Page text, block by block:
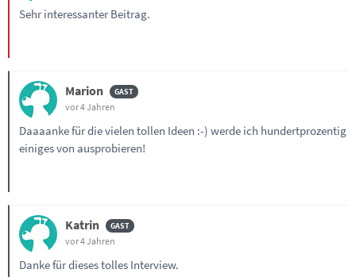
Sehr interessanter Beitrag.
Marion
vor 4 Jahren
Daaaanke für die vielen tollen Ideen :-) werde ich hundertprozentig
einiges von ausprobieren!
Katrin
vor 4 Jahren
Danke für dieses tolles Interview.